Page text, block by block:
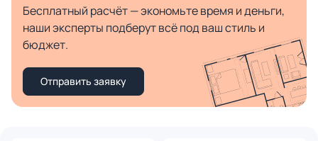
Бесплатный расчёт — экономьте время и деньги,
наши эксперты подберут всё под ваш стиль и
бюджет.
Отправить заявку